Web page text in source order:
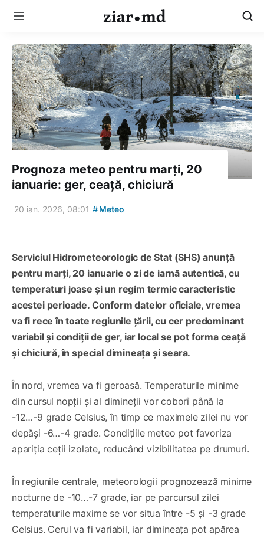
Prognoza meteo pentru marți, 20
ianuarie: ger, ceață, chiciură
20 ian. 2026, 08:01 #Meteo
Serviciul Hidrometeorologic de Stat (SHS) anunță
pentru marți, 20 ianuarie o zi de iarnă autentică, cu
temperaturi joase și un regim termic caracteristic
acestei perioade. Conform datelor oficiale, vremea
va fi rece în toate regiunile țării, cu cer predominant
variabil și condiții de ger, iar local se pot forma ceață
și chiciură, în special dimineața și seara.
În nord, vremea va fi geroasă. Temperaturile minime
din cursul nopții și al dimineții vor coborî până la
-12…-9 grade Celsius, în timp ce maximele zilei nu vor
depăși -6…-4 grade. Condițiile meteo pot favoriza
apariția ceții izolate, reducând vizibilitatea pe drumuri.
În regiunile centrale, meteorologii prognozează minime
nocturne de -10…-7 grade, iar pe parcursul zilei
temperaturile maxime se vor situa între -5 și -3 grade
Celsius. Cerul va fi variabil, iar dimineața pot apărea